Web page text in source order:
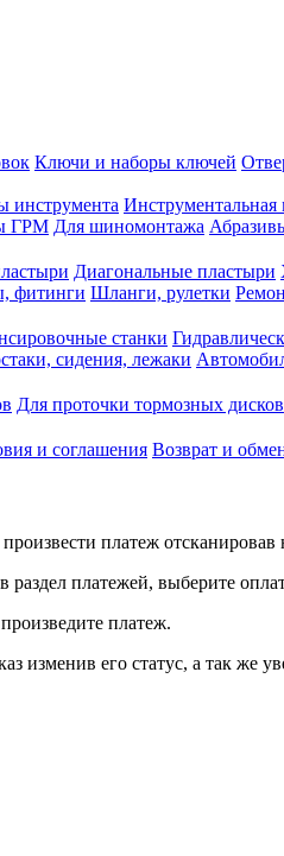
Ключи и наборы ключей
инструмента Инструментальная
ГРМ Для шиномонтажа
Диагональные пластыри
фитинги Шланги, рулетки
станки
сидения, лежаки
Для проточки тормозных дисков
и соглашения Возврат и
платеж отсканировав
раздел платежей, выберите
платеж.
изменив его статус, а так же